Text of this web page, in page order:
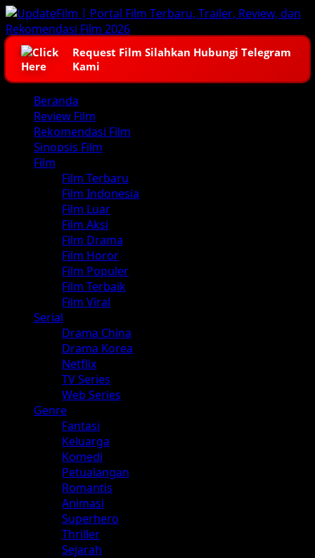
Skip
to
content
Request Film Silahkan Hubungi Telegram
Kami
Primary
Menu
Beranda
Review Film
Rekomendasi Film
Sinopsis Film
Film
Film Terbaru
Film Indonesia
Film Luar
Film Aksi
Film Drama
Film Horor
Film Populer
Film Terbaik
Film Viral
Serial
Drama China
Drama Korea
Netflix
TV Series
Web Series
Genre
Fantasi
Keluarga
Komedi
Petualangan
Romantis
Animasi
Superhero
Thriller
Sejarah